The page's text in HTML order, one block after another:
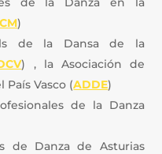
)
de la Dansa de la
) , la Asociación de
País Vasco (ADDE)
de la Danza
de Danza de Asturias